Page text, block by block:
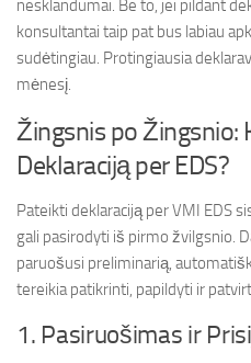
nesklandumai. Be to, jei pildant
konsultantai taip pat bus labiau
sudėtingiau. Protingiausia
mėnesį.
Žingsnis po Žingsnio:
Deklaraciją per EDS?
Pateikti deklaraciją per VMI EDS
gali pasirodyti iš pirmo žvilgsnio.
paruošusi preliminarią,
tereikia patikrinti, papildyti ir
1. Pasiruošimas ir